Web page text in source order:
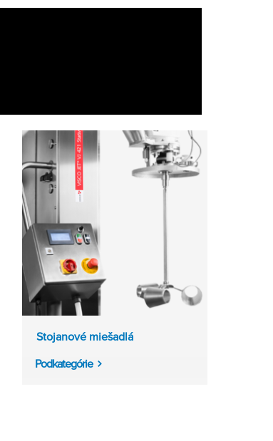
Stojanové miešadlá
Podkategórie